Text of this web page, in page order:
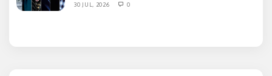
30 JUL, 2026 0